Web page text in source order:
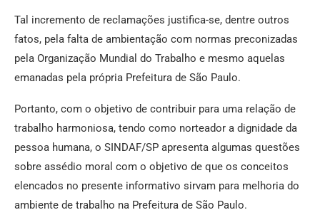
Tal incremento de reclamações justifica-se, dentre outros
fatos, pela falta de ambientação com normas preconizadas
pela Organização Mundial do Trabalho e mesmo aquelas
emanadas pela própria Prefeitura de São Paulo.
Portanto, com o objetivo de contribuir para uma relação de
trabalho harmoniosa, tendo como norteador a dignidade da
pessoa humana, o SINDAF/SP apresenta algumas questões
sobre assédio moral com o objetivo de que os conceitos
elencados no presente informativo sirvam para melhoria do
ambiente de trabalho na Prefeitura de São Paulo.